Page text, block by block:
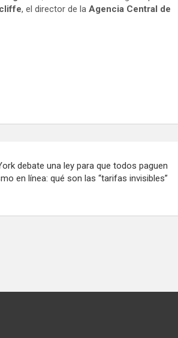
, el director de la Agencia Central de
debate una ley para que todos paguen
en línea: qué son las “tarifas invisibles”